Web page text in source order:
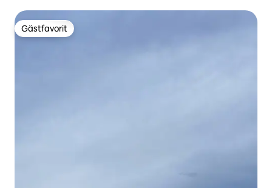
Gästfavorit
Gästfavorit